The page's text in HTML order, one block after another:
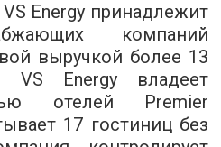
Energy принадлежит
компаний
выручкой более 13
Energy владеет
отелей Premier
17 гостиниц без